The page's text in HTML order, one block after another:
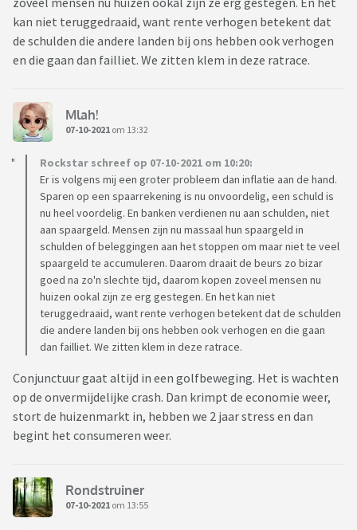
kan niet teruggedraaid, want rente verhogen betekent dat
de schulden die andere landen bij ons hebben ook verhogen
en die gaan dan failliet. We zitten klem in deze ratrace.
Mlah!
07-10-2021 om 13:32
Rockstar schreef op 07-10-2021 om 10:20:
Er is volgens mij een groter probleem dan inflatie aan de hand.
Sparen op een spaarrekening is nu onvoordelig, een schuld is
nu heel voordelig. En banken verdienen nu aan schulden, niet
aan spaargeld. Mensen zijn nu massaal hun spaargeld in
schulden of beleggingen aan het stoppen om maar niet te veel
spaargeld te accumuleren. Daarom draait de beurs zo bizar
goed na zo'n slechte tijd, daarom kopen zoveel mensen nu
huizen ookal zijn ze erg gestegen. En het kan niet
teruggedraaid, want rente verhogen betekent dat de schulden
die andere landen bij ons hebben ook verhogen en die gaan
dan failliet. We zitten klem in deze ratrace.
Conjunctuur gaat altijd in een golfbeweging. Het is wachten
op de onvermijdelijke crash. Dan krimpt de economie weer,
stort de huizenmarkt in, hebben we 2 jaar stress en dan
begint het consumeren weer.
Rondstruiner
07-10-2021 om 13:55